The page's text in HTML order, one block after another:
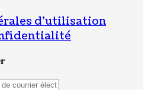
d’utilisation